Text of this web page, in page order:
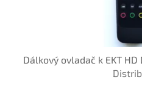
Dálkový ovladač k EKT HD